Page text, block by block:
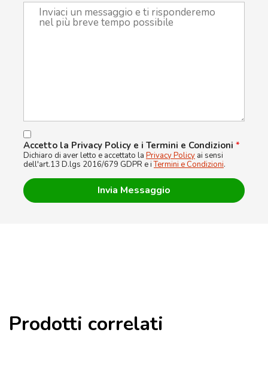
Accetto la Privacy Policy e i Termini e Condizioni *
Dichiaro di aver letto e accettato la Privacy Policy ai sensi
dell'art.13 D.lgs 2016/679 GDPR e iTermini e Condizioni.
Prodotti correlati